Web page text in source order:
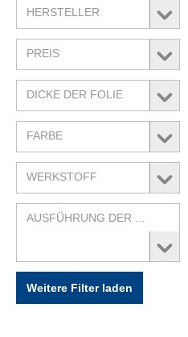
HERSTELLER
PREIS
DICKE DER FOLIE
FARBE
WERKSTOFF
Weitere Filter laden